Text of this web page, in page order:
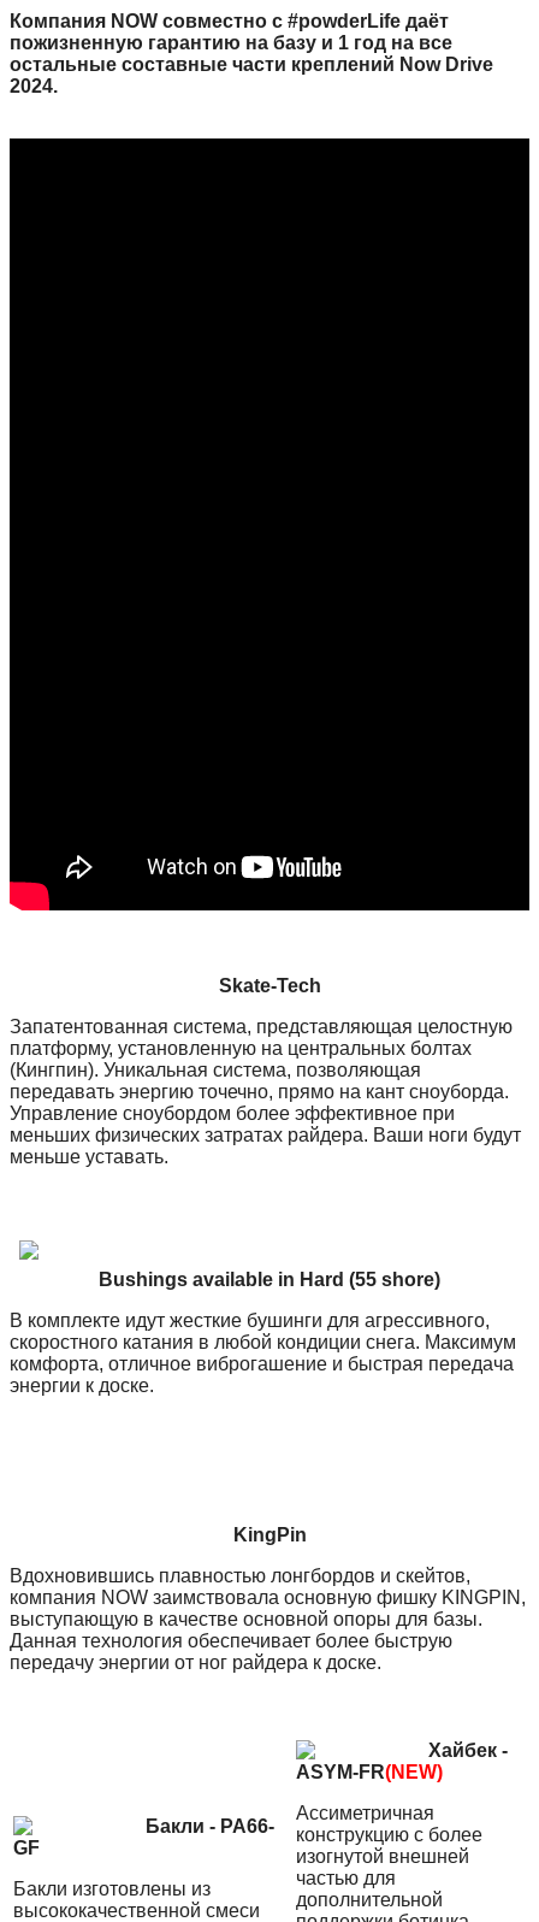
Компания NOW совместно с #powderLife даёт
пожизненную гарантию на базу и 1 год на все
остальные составные части креплений Now Drive
2024.
Skate-Tech
Запатентованная система, представляющая целостную
платформу, установленную на центральных болтах
(Кингпин). Уникальная система, позволяющая
передавать энергию точечно, прямо на кант сноуборда.
Управление сноубордом более эффективное при
меньших физических затратах райдера. Ваши ноги будут
меньше уставать.
Bushings available in Hard (55 shore)
В комплекте идут жесткие бушинги для агрессивного,
скоростного катания в любой кондиции снега. Максимум
комфорта, отличное виброгашение и быстрая передача
энергии к доске.
KingPin
Вдохновившись плавностью лонгбордов и скейтов,
компания NOW заимствовала основную фишку KINGPIN,
выступающую в качестве основной опоры для базы.
Данная технология обеспечивает более быструю
передачу энергии от ног райдера к доске.
Бакли - PA66-
GF
Бакли изготовлены из
высококачественной смеси
Хайбек -
ASYM-FR(NEW)
Ассиметричная
конструкцию с более
изогнутой внешней
частью для
дополнительной